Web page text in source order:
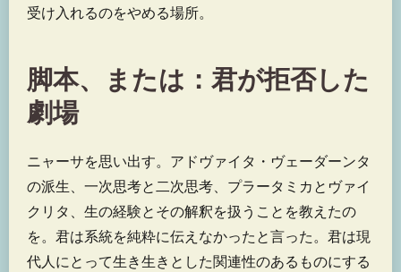
受け入れるのをやめる場所。
脚本、または：君が拒否した
劇場
ニャーサを思い出す。アドヴァイタ・ヴェーダーンタ
の派生、一次思考と二次思考、プラータミカとヴァイ
クリタ、生の経験とその解釈を扱うことを教えたの
を。君は系統を純粋に伝えなかったと言った。君は現
代人にとって生き生きとした関連性のあるものにする